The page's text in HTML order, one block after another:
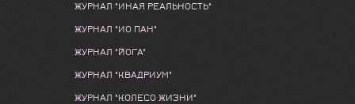
ЖУРНАЛ "ИНАЯ РЕАЛЬНОСТЬ"
ЖУРНАЛ "ИО ПАН"
ЖУРНАЛ "ЙОГА"
ЖУРНАЛ "КВАДРИУМ"
ЖУРНАЛ "КОЛЕСО ЖИЗНИ"